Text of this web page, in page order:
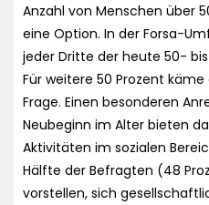
Anzahl von Menschen über
eine Option. In der Forsa-
jeder Dritte der heute 50-
Für weitere 50 Prozent
Frage. Einen besonderen
Neubeginn im Alter bieten
Aktivitäten im sozialen
Hälfte der Befragten (48
vorstellen, sich